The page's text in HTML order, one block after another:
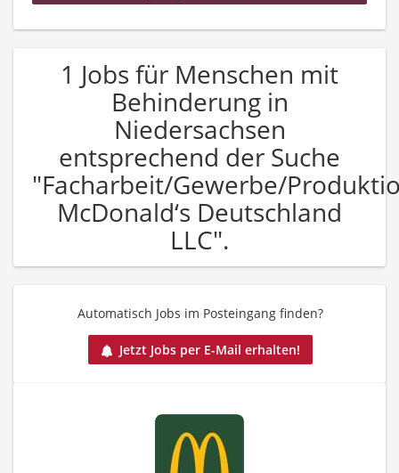
1 Jobs für Menschen mit
Behinderung in
Niedersachsen
entsprechend der Suche
"Facharbeit/Gewerbe/
McDonald‘s Deutschland
LLC".
Automatisch Jobs im Posteingang finden?
Jetzt Jobs per E-Mail erhalten!